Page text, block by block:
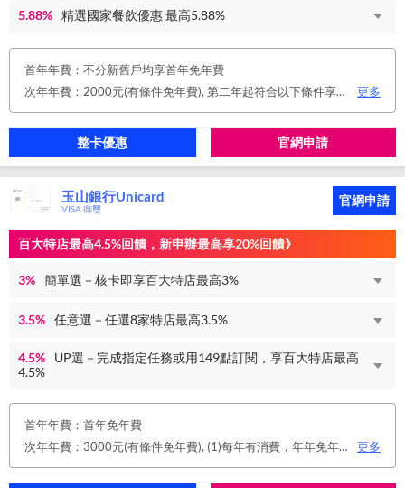
5.88% 精選國家餐飲優惠 最高5.88%
首年年費：不分新舊戶均享首年免年費
次年年費：2000元(有條件免年費), 第二年起符合以下條件享年費優惠辦法 • 使用非紙本帳單(電子帳單或行動帳單)終身免年費 • 前一年消費滿 8 萬或 12 次享次年免年費
更多
整卡優惠 官網申請
玉山銀行Unicard
VISA 御璽
官網申請
百大特店最高4.5%回饋，新申辦最高享20%回饋》
3% 簡單選－核卡即享百大特店最高3%
3.5% 任意選－任選8家特店最高3.5%
4.5%
UP選－完成指定任務或用149點訂閱，享百大特店最高
4.5%
首年年費：首年免年費
次年年費：3000元(有條件免年費), (1)每年有消費，年年免年費。或(2)同時使用玉山帳戶自動扣繳信用卡款及帳單e化期間享免年費優惠。
更多